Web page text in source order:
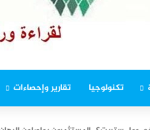
تكنولوجيا تقارير وإحصاءات